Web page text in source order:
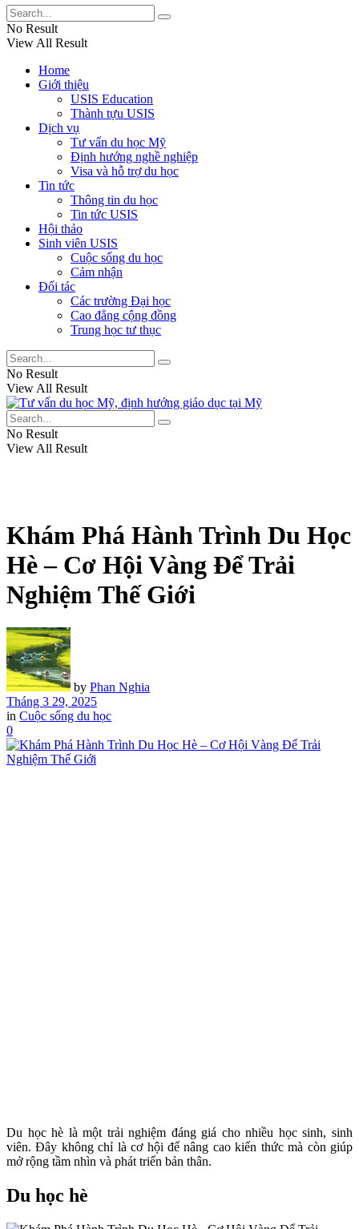
No Result
View All Result
Home
Giới thiệu
USIS Education
Thành tựu USIS
Dịch vụ
Tư vấn du học Mỹ
Định hướng nghề nghiệp
Visa và hỗ trợ du học
Tin tức
Thông tin du học
Tin tức USIS
Hội thảo
Sinh viên USIS
Cuộc sống du học
Cảm nhận
Đối tác
Các trường Đại học
Cao đẳng cộng đồng
Trung học tư thục
No Result
View All Result
No Result
View All Result
Khám Phá Hành Trình Du Học
Hè – Cơ Hội Vàng Để Trải
Nghiệm Thế Giới
by Phan Nghia
Tháng 3 29, 2025
in Cuộc sống du học
0
Du học hè là một trải nghiệm đáng giá cho nhiều học sinh, sinh
viên. Đây không chỉ là cơ hội để nâng cao kiến thức mà còn giúp
mở rộng tầm nhìn và phát triển bản thân.
Du học hè